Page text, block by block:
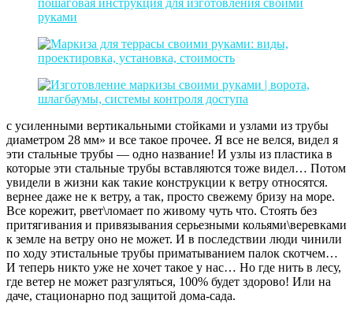
с усиленными вертикальными стойками и узлами из трубы
диаметром 28 мм» и все такое прочее. Я все не велся, видел я
эти стальные трубы — одно название! И узлы из пластика в
которые эти стальные трубы вставляются тоже видел… Потом
увидели в жизни как такие конструкции к ветру относятся.
вернее даже не к ветру, а так, просто свежему бризу на море.
Все корежит, рвет\ломает по живому чуть что. Стоять без
притягивания и привязывания серьезными кольями\веревками
к земле на ветру оно не может. И в последствии люди чинили
по ходу этистальные трубы приматыванием палок скотчем…
И теперь никто уже не хочет такое у нас… Но где нить в лесу,
где ветер не может разгуляться, 100% будет здорово! Или на
даче, стационарно под защитой дома-сада.